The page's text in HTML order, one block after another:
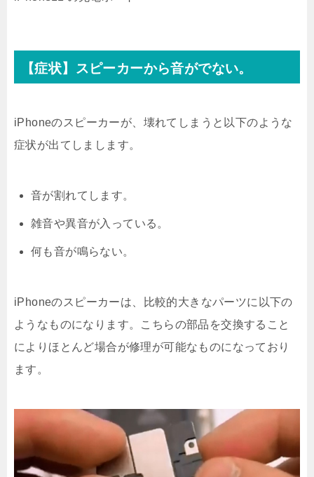
【症状】スピーカーから音がでない。
iPhoneのスピーカーが、壊れてしまうと以下のような
症状が出てしまします。
音が割れてします。
雑音や異音が入っている。
何も音が鳴らない。
iPhoneのスピーカーは、比較的大きなパーツに以下の
ようなものになります。こちらの部品を交換すること
によりほとんど場合が修理が可能なものになっており
ます。